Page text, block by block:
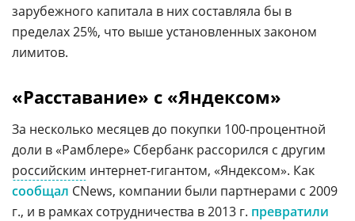
зарубежного капитала в них составляла бы в
пределах 25%, что выше установленных законом
лимитов.
«Расставание» с «Яндексом»
За несколько месяцев до покупки 100-процентной
доли в «Рамблере» Сбербанк рассорился с другим
российским интернет-гигантом, «Яндексом». Как
сообщал CNews, компании были партнерами с 2009
г., и в рамках сотрудничества в 2013 г. превратили